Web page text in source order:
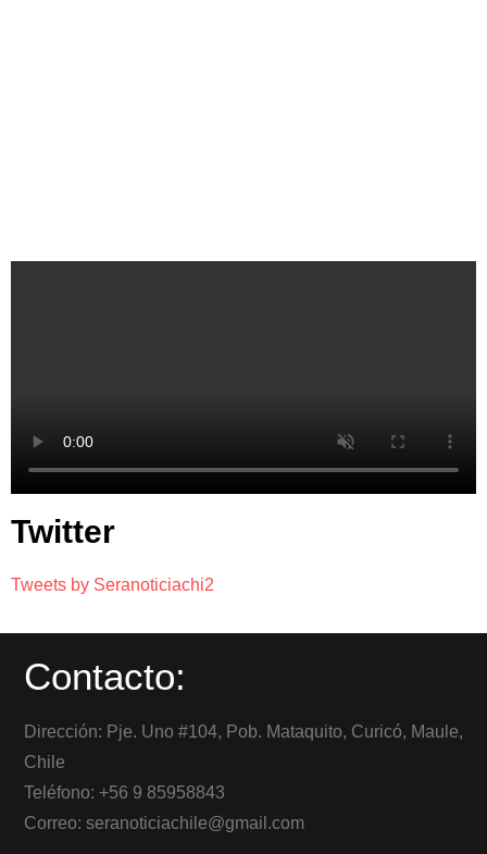
Twitter
Tweets by Seranoticiachi2
Contacto:
Dirección: Pje. Uno #104, Pob. Mataquito, Curicó, Maule,
Chile
Teléfono: +56 9 85958843
Correo: seranoticiachile@gmail.com